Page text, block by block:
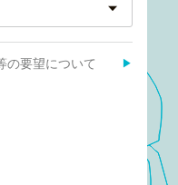
の要望について ▶